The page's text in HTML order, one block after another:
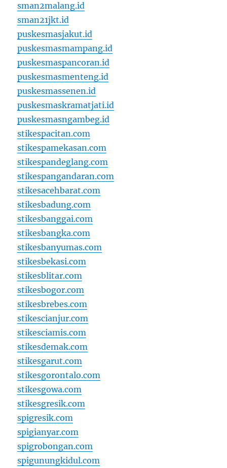
sman2malang.id
sman21jkt.id
puskesmasjakut.id
puskesmasmampang.id
puskesmaspancoran.id
puskesmasmenteng.id
puskesmassenen.id
puskesmaskramatjati.id
puskesmasngambeg.id
stikespacitan.com
stikespamekasan.com
stikespandeglang.com
stikespangandaran.com
stikesacehbarat.com
stikesbadung.com
stikesbanggai.com
stikesbangka.com
stikesbanyumas.com
stikesbekasi.com
stikesblitar.com
stikesbogor.com
stikesbrebes.com
stikescianjur.com
stikesciamis.com
stikesdemak.com
stikesgarut.com
stikesgorontalo.com
stikesgowa.com
stikesgresik.com
spigresik.com
spigianyar.com
spigrobongan.com
spigunungkidul.com